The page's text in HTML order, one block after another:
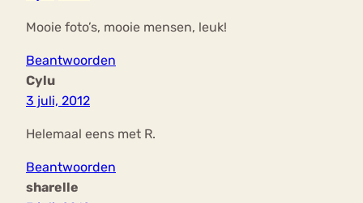
Mooie foto’s, mooie mensen, leuk!
Beantwoorden
Cylu
3 juli, 2012
Helemaal eens met R.
Beantwoorden
sharelle